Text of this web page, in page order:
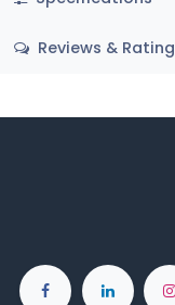
Reviews & Rating